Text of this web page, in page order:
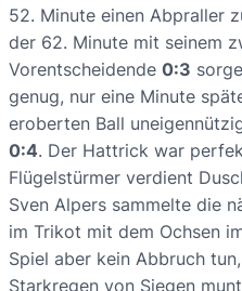
52. Minute einen Abpraller
der 62. Minute mit seinem
Vorentscheidende 0:3
genug, nur eine Minute
eroberten Ball
0:4. Der Hattrick war
Flügelstürmer verdient
Sven Alpers sammelte die
im Trikot mit dem Ochsen
Spiel aber kein Abbruch
Starkregen von Siegen